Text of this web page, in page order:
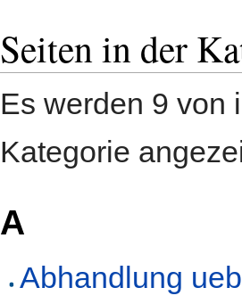
Seiten in der
Es werden 9 von
Kategorie
A
Abhandlung